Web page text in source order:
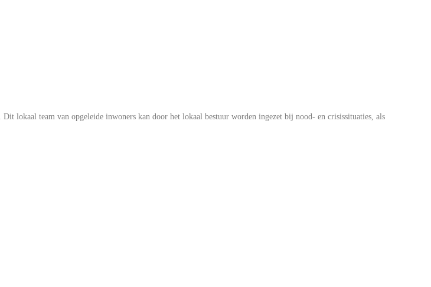
lokaal team van opgeleide inwoners kan door het lokaal bestuur worden ingezet bij nood- en crisissituaties, als